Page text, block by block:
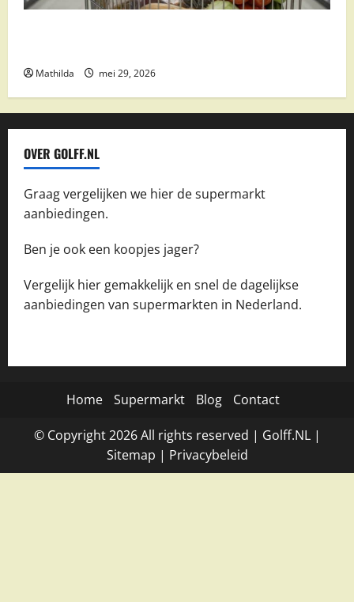
Mathilda mei 29, 2026
OVER GOLFF.NL
Graag vergelijken we hier de supermarkt
aanbiedingen.
Ben je ook een koopjes jager?
Vergelijk hier gemakkelijk en snel de dagelijkse
aanbiedingen van supermarkten in Nederland.
Home Supermarkt Blog Contact
© Copyright2026All rights reserved | Golff.NL|
Sitemap | Privacybeleid